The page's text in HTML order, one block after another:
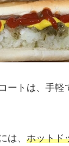
ートは、手軽
は、 ホットド